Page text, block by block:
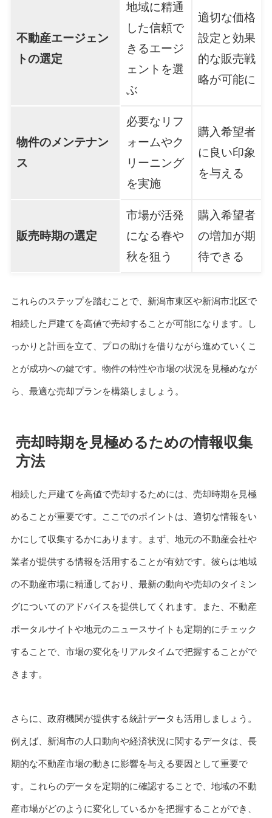
不動産エージェン
トの選定
地域に精通
した信頼で
きるエージ
ェントを選
ぶ
適切な価格
設定と効果
的な販売戦
略が可能に
物件のメンテナン
ス
必要なリフ
ォームやク
リーニング
を実施
購入希望者
に良い印象
を与える
販売時期の選定
市場が活発
になる春や
秋を狙う
購入希望者
の増加が期
待できる
これらのステップを踏むことで、新潟市東区や新潟市北区で
相続した戸建てを高値で売却することが可能になります。し
っかりと計画を立て、プロの助けを借りながら進めていくこ
とが成功への鍵です。物件の特性や市場の状況を見極めなが
ら、最適な売却プランを構築しましょう。
売却時期を見極めるための情報収集
方法
相続した戸建てを高値で売却するためには、売却時期を見極
めることが重要です。ここでのポイントは、適切な情報をい
かにして収集するかにあります。まず、地元の不動産会社や
業者が提供する情報を活用することが有効です。彼らは地域
の不動産市場に精通しており、最新の動向や売却のタイミン
グについてのアドバイスを提供してくれます。また、不動産
ポータルサイトや地元のニュースサイトも定期的にチェック
することで、市場の変化をリアルタイムで把握することがで
きます。
さらに、政府機関が提供する統計データも活用しましょう。
例えば、新潟市の人口動向や経済状況に関するデータは、長
期的な不動産市場の動きに影響を与える要因として重要で
す。これらのデータを定期的に確認することで、地域の不動
産市場がどのように変化しているかを把握することができ、